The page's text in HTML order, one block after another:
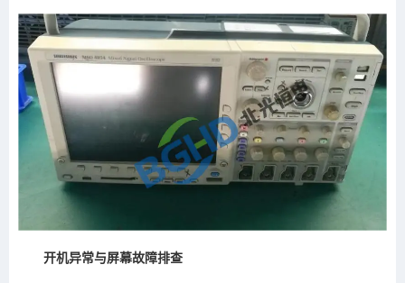
开机异常与屏幕故障排查